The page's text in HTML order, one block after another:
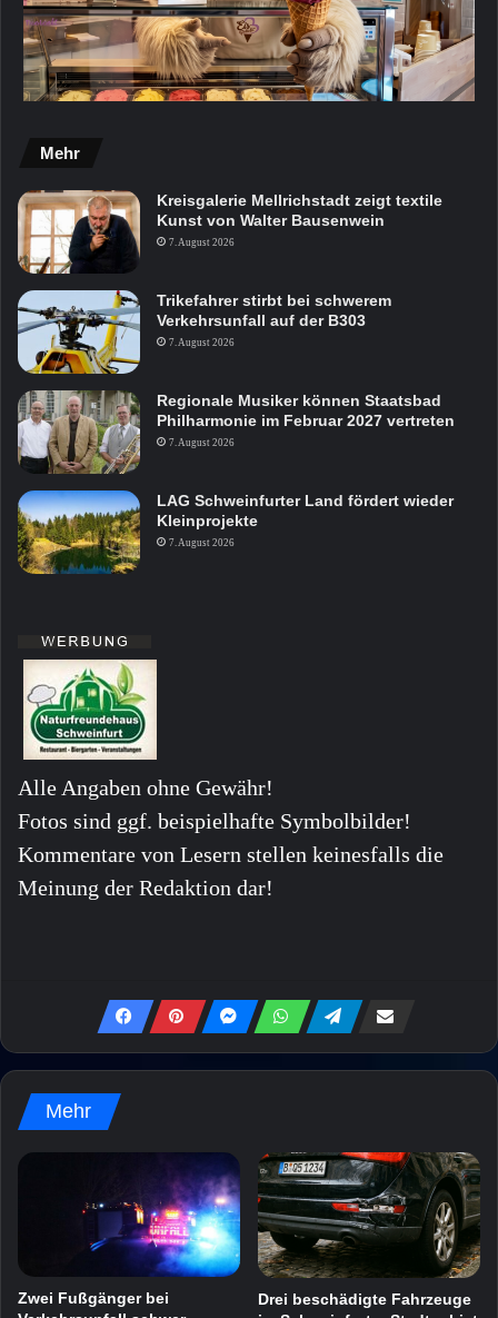
Mehr
Kreisgalerie Mellrichstadt zeigt textile
Kunst von Walter Bausenwein
7. August 2026
Trikefahrer stirbt bei schwerem
Verkehrsunfall auf der B303
7. August 2026
Regionale Musiker können Staatsbad
Philharmonie im Februar 2027 vertreten
7. August 2026
LAG Schweinfurter Land fördert wieder
Kleinprojekte
7. August 2026
Alle Angaben ohne Gewähr!
Fotos sind ggf. beispielhafte Symbolbilder!
Kommentare von Lesern stellen keinesfalls die
Meinung der Redaktion dar!
Mehr
Zwei Fußgänger bei
Drei beschädigte Fahrzeuge